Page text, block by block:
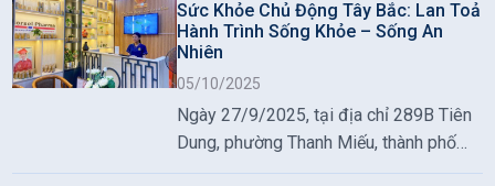
Hải.
Sức Khỏe Chủ Động Tây Bắc: Lan Toả
Hành Trình Sống Khỏe – Sống An
Nhiên
05/10/2025
Ngày 27/9/2025, tại địa chỉ 289B Tiên
Dung, phường Thanh Miếu, thành phố
Việt Trì, tỉnh Phú Thọ, Trung tâm Chăm